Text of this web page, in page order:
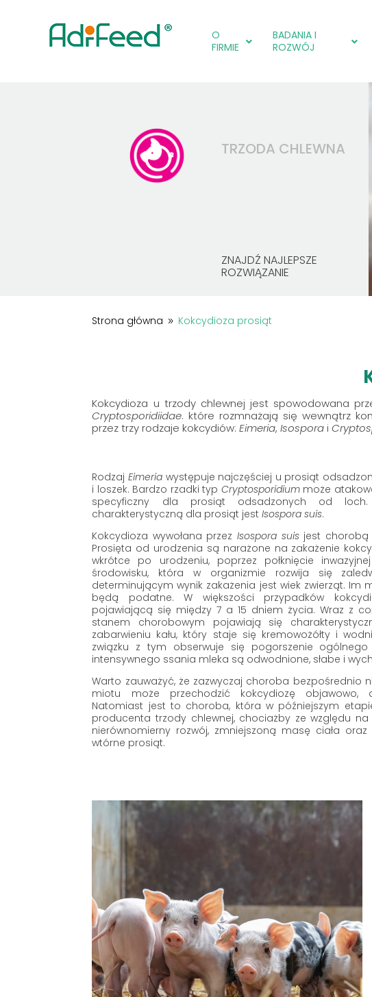
O
FIRMIE
BADANIA I
ROZWÓJ
TRZODA CHLEWNA
ZNAJDŹ NAJLEPSZE
ROZWIĄZANIE
Strona główna 9 Kokcydioza prosiąt
Kokcydioza u trzody chlewnej jest spowodowana
Cryptosporidiidae. które rozmnażają się wewnątrz
przez trzy rodzaje kokcydiów:Eimeria,Isospora i
Rodzaj Eimeria występuje najczęściej u prosiąt
i loszek. Bardzo rzadki typ Cryptosporidium może
specyficzny dla prosiąt odsadzonych od
charakterystyczną dla prosiąt jestIsospora suis.
Kokcydioza wywołana przezIsospora suis jest
Prosięta od urodzenia są narażone na zakażenie
wkrótce po urodzeniu, poprzez połknięcie
środowisku, która w organizmie rozwija się
determinującym wynik zakażenia jest wiek zwierząt. Im
będą podatne. W większości przypadków
pojawiającą się między 7 a 15 dniem życia. Wraz z
stanem chorobowym pojawiają się
zabarwieniu kału, który staje się kremowożółty i
związku z tym obserwuje się pogorszenie
intensywnego ssania mleka są odwodnione, słabe i
Warto zauważyć, że zazwyczaj choroba bezpośrednio
miotu może przechodzić kokcydiozę objawowo,
Natomiast jest to choroba, która w późniejszym
producenta trzody chlewnej, chociażby ze względu
nierównomierny rozwój, zmniejszoną masę ciała
wtórne prosiąt.